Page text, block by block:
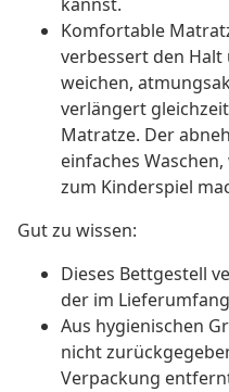
Komfortable
verbessert den
weichen,
verlängert
Matratze. Der
einfaches
zum Kinderspiel
Gut zu wissen:
Dieses Bettgestell
der im
Aus hygienischen
nicht
Verpackung